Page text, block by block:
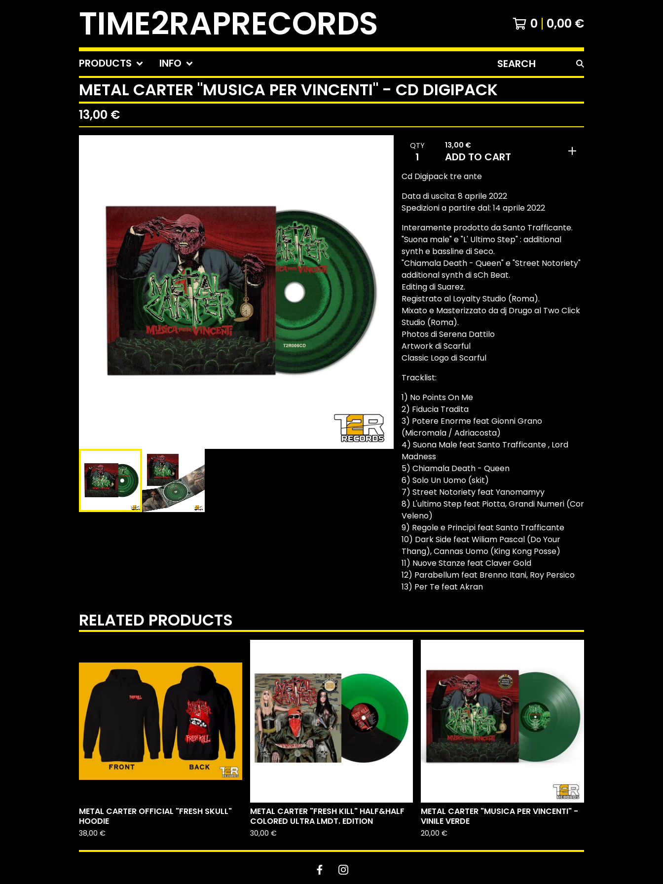
TIME2RAPRECORDS 0 0,00 €
PRODUCTS INFO
SEARCH
PRODUCTS
METAL CARTER "MUSICA PER VINCENTI" - CD DIGIPACK
13,00 €
QTY 13,00 €
ADD TO CART
Cd Digipack tre ante
Data di uscita: 8 aprile 2022
Spedizioni a partire dal: 14 aprile 2022
Interamente prodotto da Santo Trafficante.
"Suona male" e "L' Ultimo Step" : additional
synth e bassline di Seco.
"Chiamala Death - Queen" e "Street Notoriety"
additional synth di sCh Beat.
Editing di Suarez.
Registrato al Loyalty Studio (Roma).
Mixato e Masterizzato da dj Drugo al Two Click
Studio (Roma).
Photos di Serena Dattilo
Artwork di Scarful
Classic Logo di Scarful
Tracklist:
1) No Points On Me
2) Fiducia Tradita
3) Potere Enorme feat Gionni Grano
(Micromala / Adriacosta)
4) Suona Male feat Santo Trafficante , Lord
Madness
5) Chiamala Death - Queen
6) Solo Un Uomo (skit)
7) Street Notoriety feat Yanomamyy
8) L'ultimo Step feat Piotta, Grandi Numeri (Cor
Veleno)
9) Regole e Principi feat Santo Trafficante
10) Dark Side feat Wiliam Pascal (Do Your
Thang), Cannas Uomo (King Kong Posse)
11) Nuove Stanze feat Claver Gold
12) Parabellum feat Brenno Itani, Roy Persico
13) Per Te feat Akran
RELATED PRODUCTS
METAL CARTER OFFICIAL "FRESH SKULL"
HOODIE
38,00 €
METAL CARTER "FRESH KILL" HALF&HALF
COLORED ULTRA LMDT. EDITION
30,00 €
METAL CARTER "MUSICA PER VINCENTI" -
VINILE VERDE
20,00€